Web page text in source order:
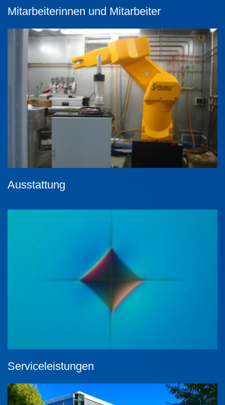
Mitarbeiterinnen und Mitarbeiter
Ausstattung
Serviceleistungen